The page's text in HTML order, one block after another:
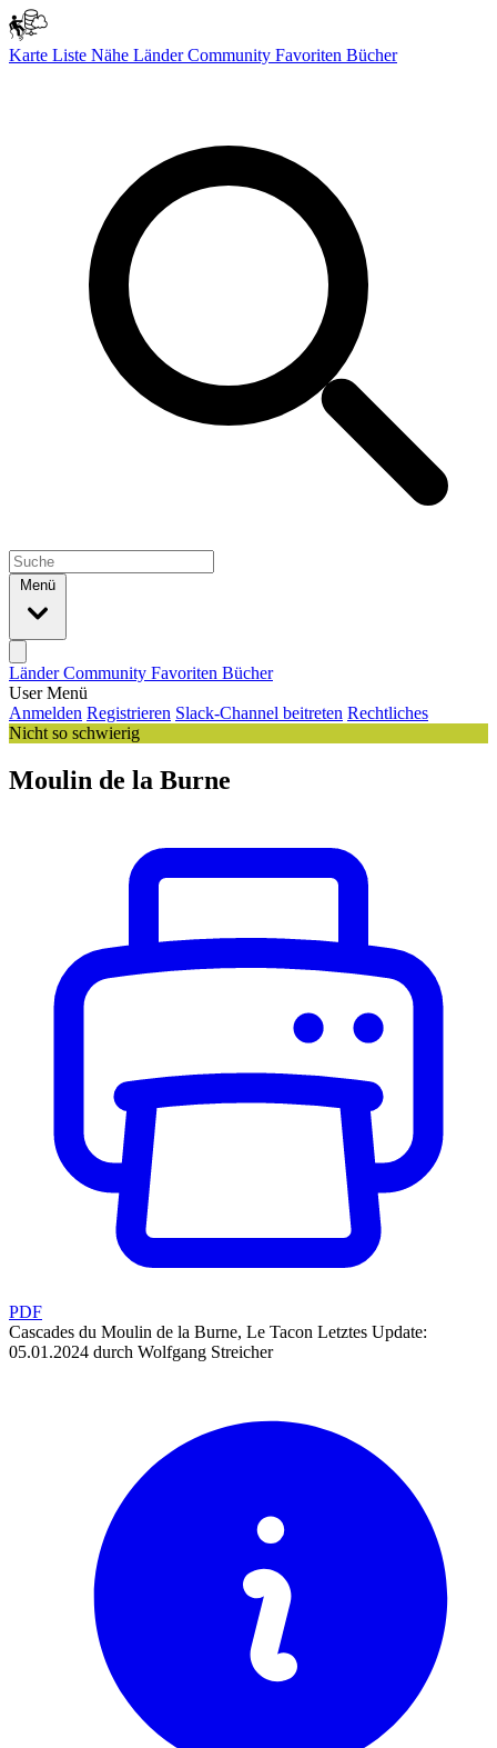
Karte Liste Nähe LänderCommunity Favoriten Bücher
Menü
LänderCommunity Favoriten Bücher
User Menü
Anmelden Registrieren Slack-Channel beitreten Rechtliches
Nicht so schwierig
Moulin de la Burne
PDF
Cascades du Moulin de la Burne, Le Tacon Letztes Update:
05.01.2024 durch Wolfgang Streicher